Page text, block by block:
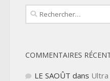
Rechercher :
COMMENTAIRES
LE SAOÛT dans